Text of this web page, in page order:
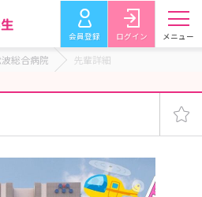
会員登録 ログイン メニュー
総合病院 先輩詳細